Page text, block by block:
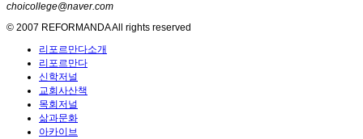
choicollege@naver.com
© 2007 REFORMANDA All rights reserved
리포르만다소개
리포르만다
신학저널
교회사산책
목회저널
삶과문화
아카이브